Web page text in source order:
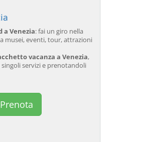
a Venezia: fai un giro nella
musei, eventi, tour, attrazioni
vacanza a Venezia,
servizi e prenotandoli